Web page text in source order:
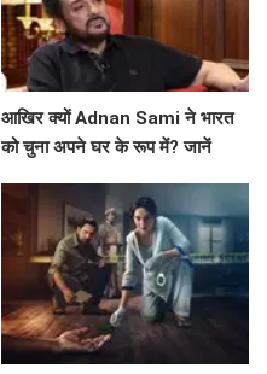
आखिर क्यों Adnan Sami ने भारत
को चुना अपने घर के रूप में? जानें